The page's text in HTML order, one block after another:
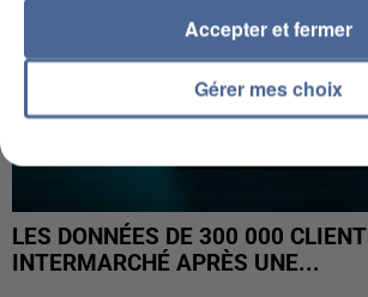
LES DONNÉES DE 300 000
INTERMARCHÉ APRÈS UNE...
Gérer mes choix
Accepter et fermer